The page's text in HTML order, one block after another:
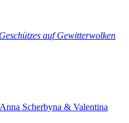
auf Gewitterwolken
Scherbyna & Valentina